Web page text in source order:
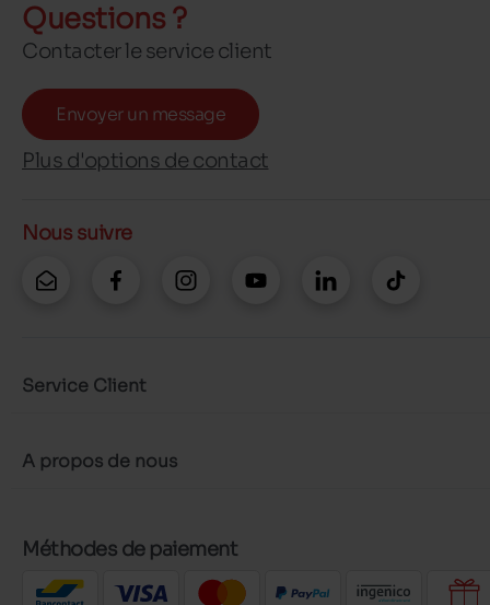
Questions ?
Contacter le service client
Envoyer un message
Plus d'options de contact
Nous suivre
Service Client
A propos de nous
Méthodes de paiement